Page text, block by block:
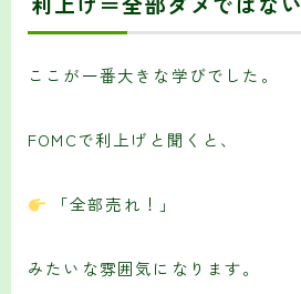
ここが一番大きな学びでした。
FOMCで利上げと聞くと、
「全部売れ！」
みたいな雰囲気になります。